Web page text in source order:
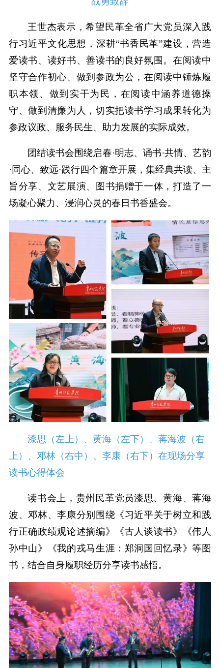
王世杰表示，希望民革全省广大党员深入践
行习近平文化思想，深耕“书香民革”建设，营造
爱读书、读好书、善读书的良好氛围。在阅读中
坚守合作初心、做到参政为公，在阅读中锤炼履
职本领、做到实干为民，在阅读中涵养道德操
守、做到清廉为人，切实把读书学习成果转化为
参政议政、服务民生、助力发展的实际成效。
团结读书会围绕启春·明志、诵书·共情、艺韵
·同心、致远·践行四个篇章开展，集经典共读、主
旨分享、文艺展演、图书捐赠于一体，打造了一
场凝心聚力、浸润心灵的春日书香盛会。
漆思（左上）、黄海（左下）、蒋海波（右
上）、邓林（右中）、李康（右下）在现场分享
读书心得体会
读书会上，贵州民革党员漆思、黄海、蒋海
波、邓林、李康分别围绕《习近平关于树立和践
行正确政绩观论述摘编》《古人谈读书》《伟人
孙中山》《我的戎马生涯：郑洞国回忆录》等图
书，结合自身履职经历分享读书感悟。